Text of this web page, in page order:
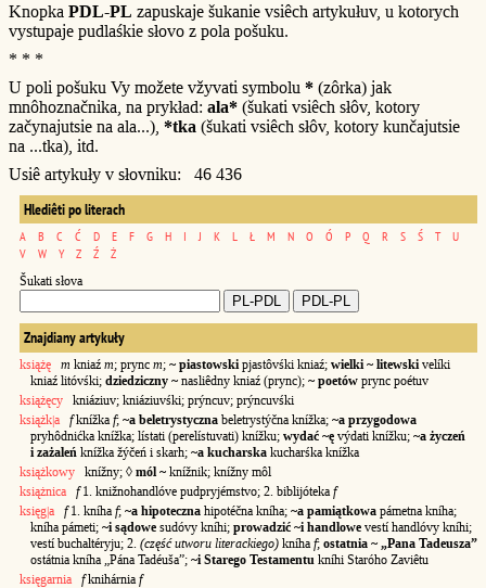
Knopka PDL-PL zapuskaje šukanie vsiêch artykułuv, u kotorych
vystupaje pudlaśkie słovo z pola pošuku.
* * *
U poli pošuku Vy možete vžyvati symbolu * (zôrka) jak
mnôhoznačnika, na prykład: ala* (šukati vsiêch słôv, kotory
začynajutsie na ala...), *tka (šukati vsiêch słôv, kotory kunčajutsie
na ...tka), itd.
Usiê artykuły v słovniku: 46 436
Hlediêti po literach
A B C Ć D E F G H I J K L Ł M N O Ó P Q R S Ś T
U
V
W Y Z Ź Ż
Šukati słova
Znajdiany artykuły
książę m kniaź m; prync m; ~ piastowski pjastôvśki kniaź; wielki ~ litewski velíki
kniaź litóvśki; dziedziczny ~ nasliêdny kniaź (prync); ~ poetów prync poétuv
książęcy kniáziuv; kniáziuvśki; prýncuv; prýncuvśki
książk|a
fknížka f; ~a beletrystyczna beletrystýčna knížka; ~a przygodowa
pryhôdnićka knížka; lístati (perelístuvati) knížku; wydać ~ę výdati knížku; ~a życzeń
i zażaleń knížka žýčeń i skarh; ~a kucharska kucharśka knížka
książkowy knížny; ◊ mól ~ knížnik; knížny môl
książnica
f1. knižnohandlóve pudpryjémstvo; 2. biblijóteka f
księg|a
f1. kníha f; ~a hipoteczna hipotéčna kníha; ~a pamiątkowa pámetna kníha;
kníha pámeti; ~i sądowe sudóvy kníhi; prowadzić ~i handlowe vestí handlóvy kníhi;
vestí buchaltéryju; 2. (część utworu literackiego) kníha f; ostatnia ~ „Pana Tadeusza”
ostátnia kníha „Pána Tadéuša”; ~i Starego Testamentu kníhi Staróho Zaviêtu
księgarnia
fknihárnia f